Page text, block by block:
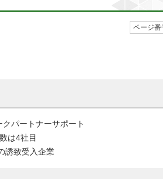
ページ
パートナーサポート
は4社目
誘致受入企業